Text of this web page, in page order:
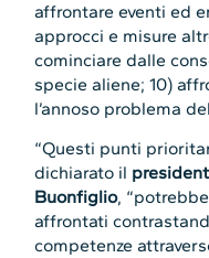
affrontare eventi ed
approcci e misure
cominciare dalle
specie aliene; 10)
l’annoso problema
“Questi punti
dichiarato il
Buonfiglio,
affrontati
competenze